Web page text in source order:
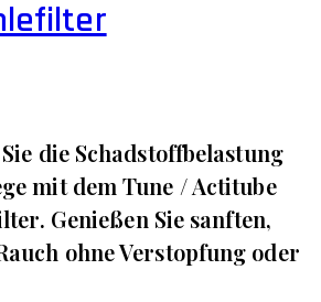
die Schadstoffbelastung
mit dem Tune / Actitube
Genießen Sie sanften,
ohne Verstopfung oder